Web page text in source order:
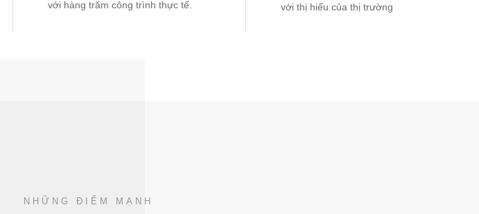
với hàng trăm công trình thực tế.
với thị hiếu của thị trường
NHỮNG ĐIỂM MẠNH